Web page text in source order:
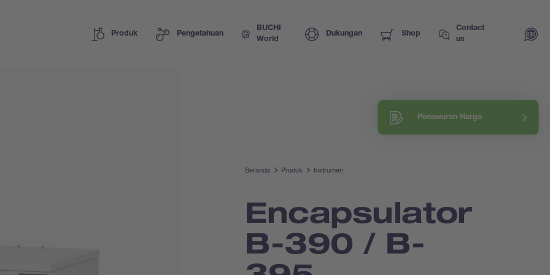
Produk Pengetahuan
BUCHI
World
Dukungan Shop
Contact
us
Explore our know-how
Penawaran Harga
Beranda Produk Instrumen
Encapsulator
B-390 / B-